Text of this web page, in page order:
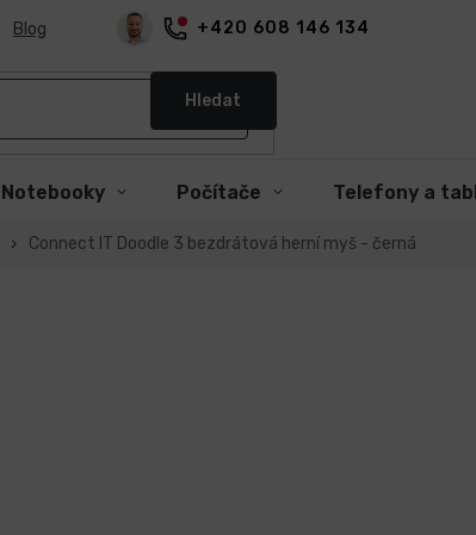
+420 608 146 134
Blog
Hledat
Notebooky Počítače Telefony a
Connect IT Doodle 3 bezdrátová herní myš - černá